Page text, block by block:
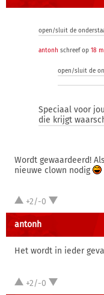
open/sluit de
antonh schreef op 18
open/sluit de
Speciaal voor jou
die krijgt
Wordt gewaardeerd!
nieuwe clown nodig
+2/-0
antonh
Het wordt in ieder
+2/-0